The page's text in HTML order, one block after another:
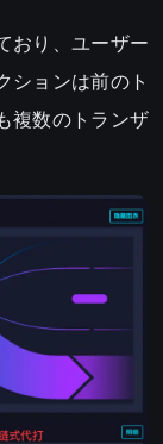
おり、ユーザー
ションは前のト
複数のトランザ